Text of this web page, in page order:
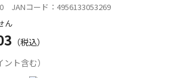
JANコード：4956133053269
ん
（税込）
ト含む）